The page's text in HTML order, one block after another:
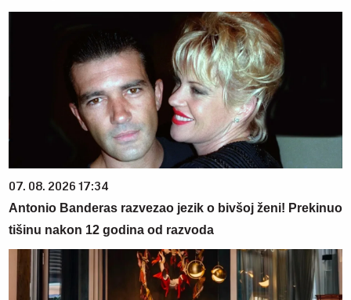
07. 08. 2026 17:34
Antonio Banderas razvezao jezik o bivšoj ženi! Prekinuo
tišinu nakon 12 godina od razvoda